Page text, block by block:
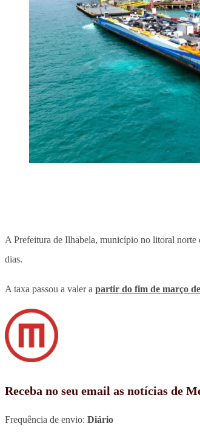
A Prefeitura de Ilhabela, município no litoral norte
dias.
A taxa passou a valer a partir do fim de março
Receba no seu email as notícias de
Frequência de envio: Diário